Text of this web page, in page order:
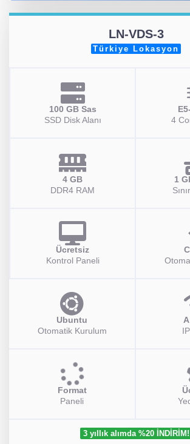
LN-VDS-3
Türkiye Lokasyon
100 GB Sas
SSD Disk Alanı
4
4 GB
DDR4 RAM
1
Ücretsiz
Kontrol Paneli
Ubuntu
Otomatik Kurulum
Format
Paneli
3 yıllık alımda %20 İNDİRİM!